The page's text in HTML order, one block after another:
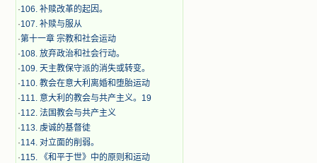
·106. 补赎改革的起因。
·107. 补赎与服从
·第十一章 宗教和社会运动
·108. 放弃政治和社会行动。
·109. 天主教保守派的消失或转变。
·110. 教会在意大利离婚和堕胎运动
·111. 意大利的教会与共产主义。19
·112. 法国教会与共产主义
·113. 虔诚的基督徒
·114. 对立面的削弱。
·115. 《和平于世》中的原则和运动